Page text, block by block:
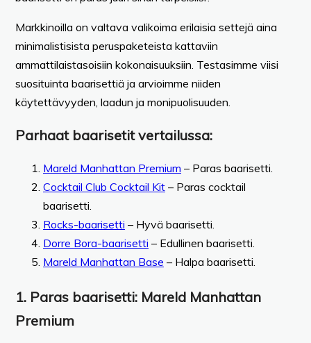
Markkinoilla on valtava valikoima erilaisia settejä aina
minimalistisista peruspaketeista kattaviin
ammattilaistasoisiin kokonaisuuksiin. Testasimme viisi
suosituinta baarisettiä ja arvioimme niiden
käytettävyyden, laadun ja monipuolisuuden.
Parhaat baarisetit vertailussa:
Mareld Manhattan Premium – Paras baarisetti.
Cocktail Club Cocktail Kit – Paras cocktail
baarisetti.
Rocks-baarisetti – Hyvä baarisetti.
Dorre Bora-baarisetti – Edullinen baarisetti.
Mareld Manhattan Base – Halpa baarisetti.
1. Paras baarisetti: Mareld Manhattan
Premium